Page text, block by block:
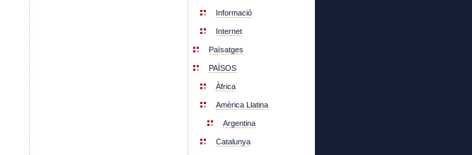
Informació
Internet
Païsatges
PAÏSOS
Àfrica
Amèrica Llatina
Argentina
Catalunya